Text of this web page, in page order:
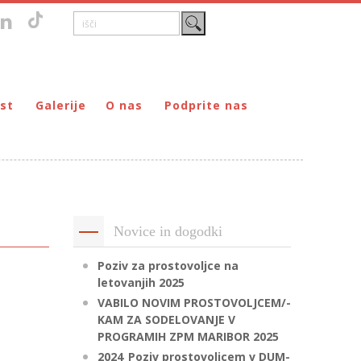
prijateljev mladine Maribor
Galerije O nas
Poslanstvo
Partnerji
Transparentnost delovanja
Podprite nas
DONIRAJ – za pravne osebe
Novice in dogodki
Poziv za prostovoljce na
letovanjih 2025
VABILO NOVIM PROSTOVOLJCEM/-
KAM ZA SODELOVANJE V
PROGRAMIH ZPM MARIBOR 2025
2024_Poziv prostovoljcem v DUM-